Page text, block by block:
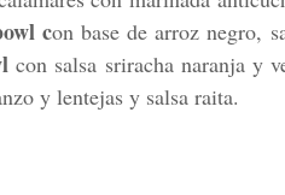
con base de arroz negro,
con salsa sriracha naranja y
y lentejas y salsa raita.